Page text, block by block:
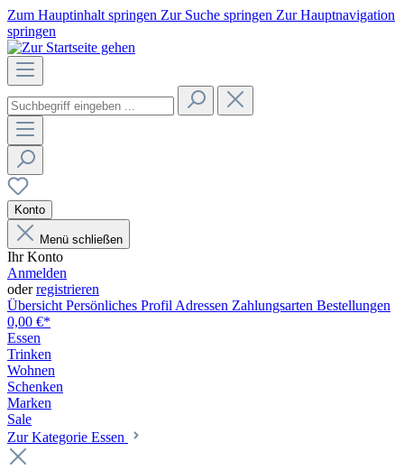
Zum Hauptinhalt springen Zur Suche springen Zur Hauptnavigation
springen
Konto
Menü schließen
Ihr Konto
Anmelden
oderregistrieren
Übersicht Persönliches Profil Adressen Zahlungsarten Bestellungen
0,00 €*
Essen
Trinken
Wohnen
Schenken
Marken
Sale
Zur Kategorie Essen